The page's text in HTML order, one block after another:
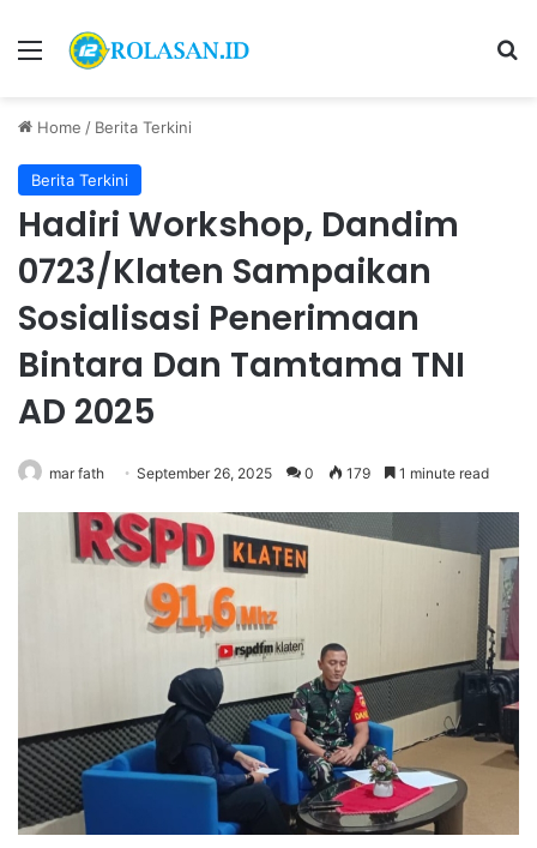
Menu
Home / Berita Terkini
Berita Terkini
Hadiri Workshop, Dandim
0723/Klaten Sampaikan
Sosialisasi Penerimaan
Bintara Dan Tamtama TNI
AD 2025
mar fath September 26, 2025 0 179 1 minute read